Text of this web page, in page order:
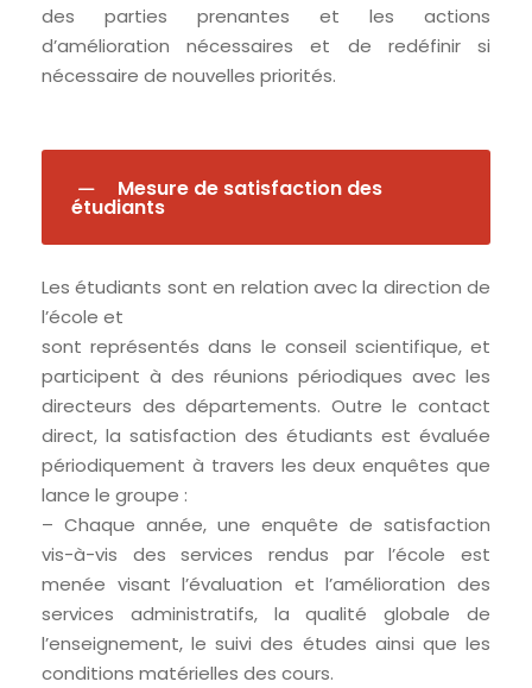
des parties prenantes et les actions
d’amélioration nécessaires et de redéfinir si
nécessaire de nouvelles priorités.
Mesure de satisfaction des
étudiants
Les étudiants sont en relation avec la direction de
l’école et
sont représentés dans le conseil scientifique, et
participent à des réunions périodiques avec les
directeurs des départements. Outre le contact
direct, la satisfaction des étudiants est évaluée
périodiquement à travers les deux enquêtes que
lance le groupe :
– Chaque année, une enquête de satisfaction
vis-à-vis des services rendus par l’école est
menée visant l’évaluation et l’amélioration des
services administratifs, la qualité globale de
l’enseignement, le suivi des études ainsi que les
conditions matérielles des cours.